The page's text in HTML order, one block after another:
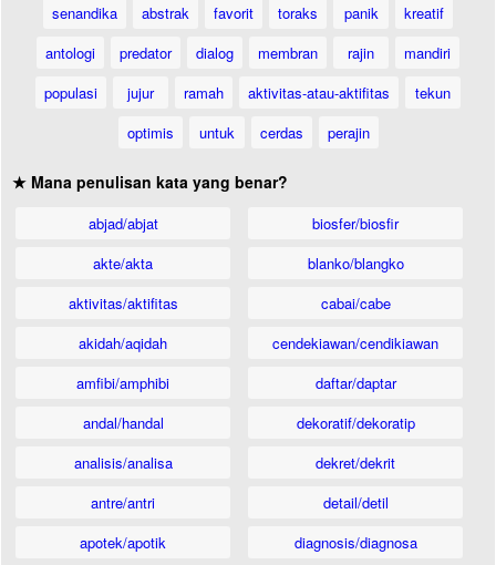
senandika
abstrak favorit toraks panik
kreatif
antologi
predator dialog membran rajin
mandiri
populasi
jujur ramah aktivitas-atau-aktifitas
tekun
optimis
untuk cerdas perajin
★ Mana penulisan kata yang benar?
abjad/abjat
akte/akta
aktivitas/aktifitas
akidah/aqidah
amfibi/amphibi
andal/handal
analisis/analisa
antre/antri
apotek/apotik
biosfer/biosfir
blanko/blangko
cabai/cabe
cendekiawan/cendikiawan
daftar/daptar
dekoratif/dekoratip
dekret/dekrit
detail/detil
diagnosis/diagnosa